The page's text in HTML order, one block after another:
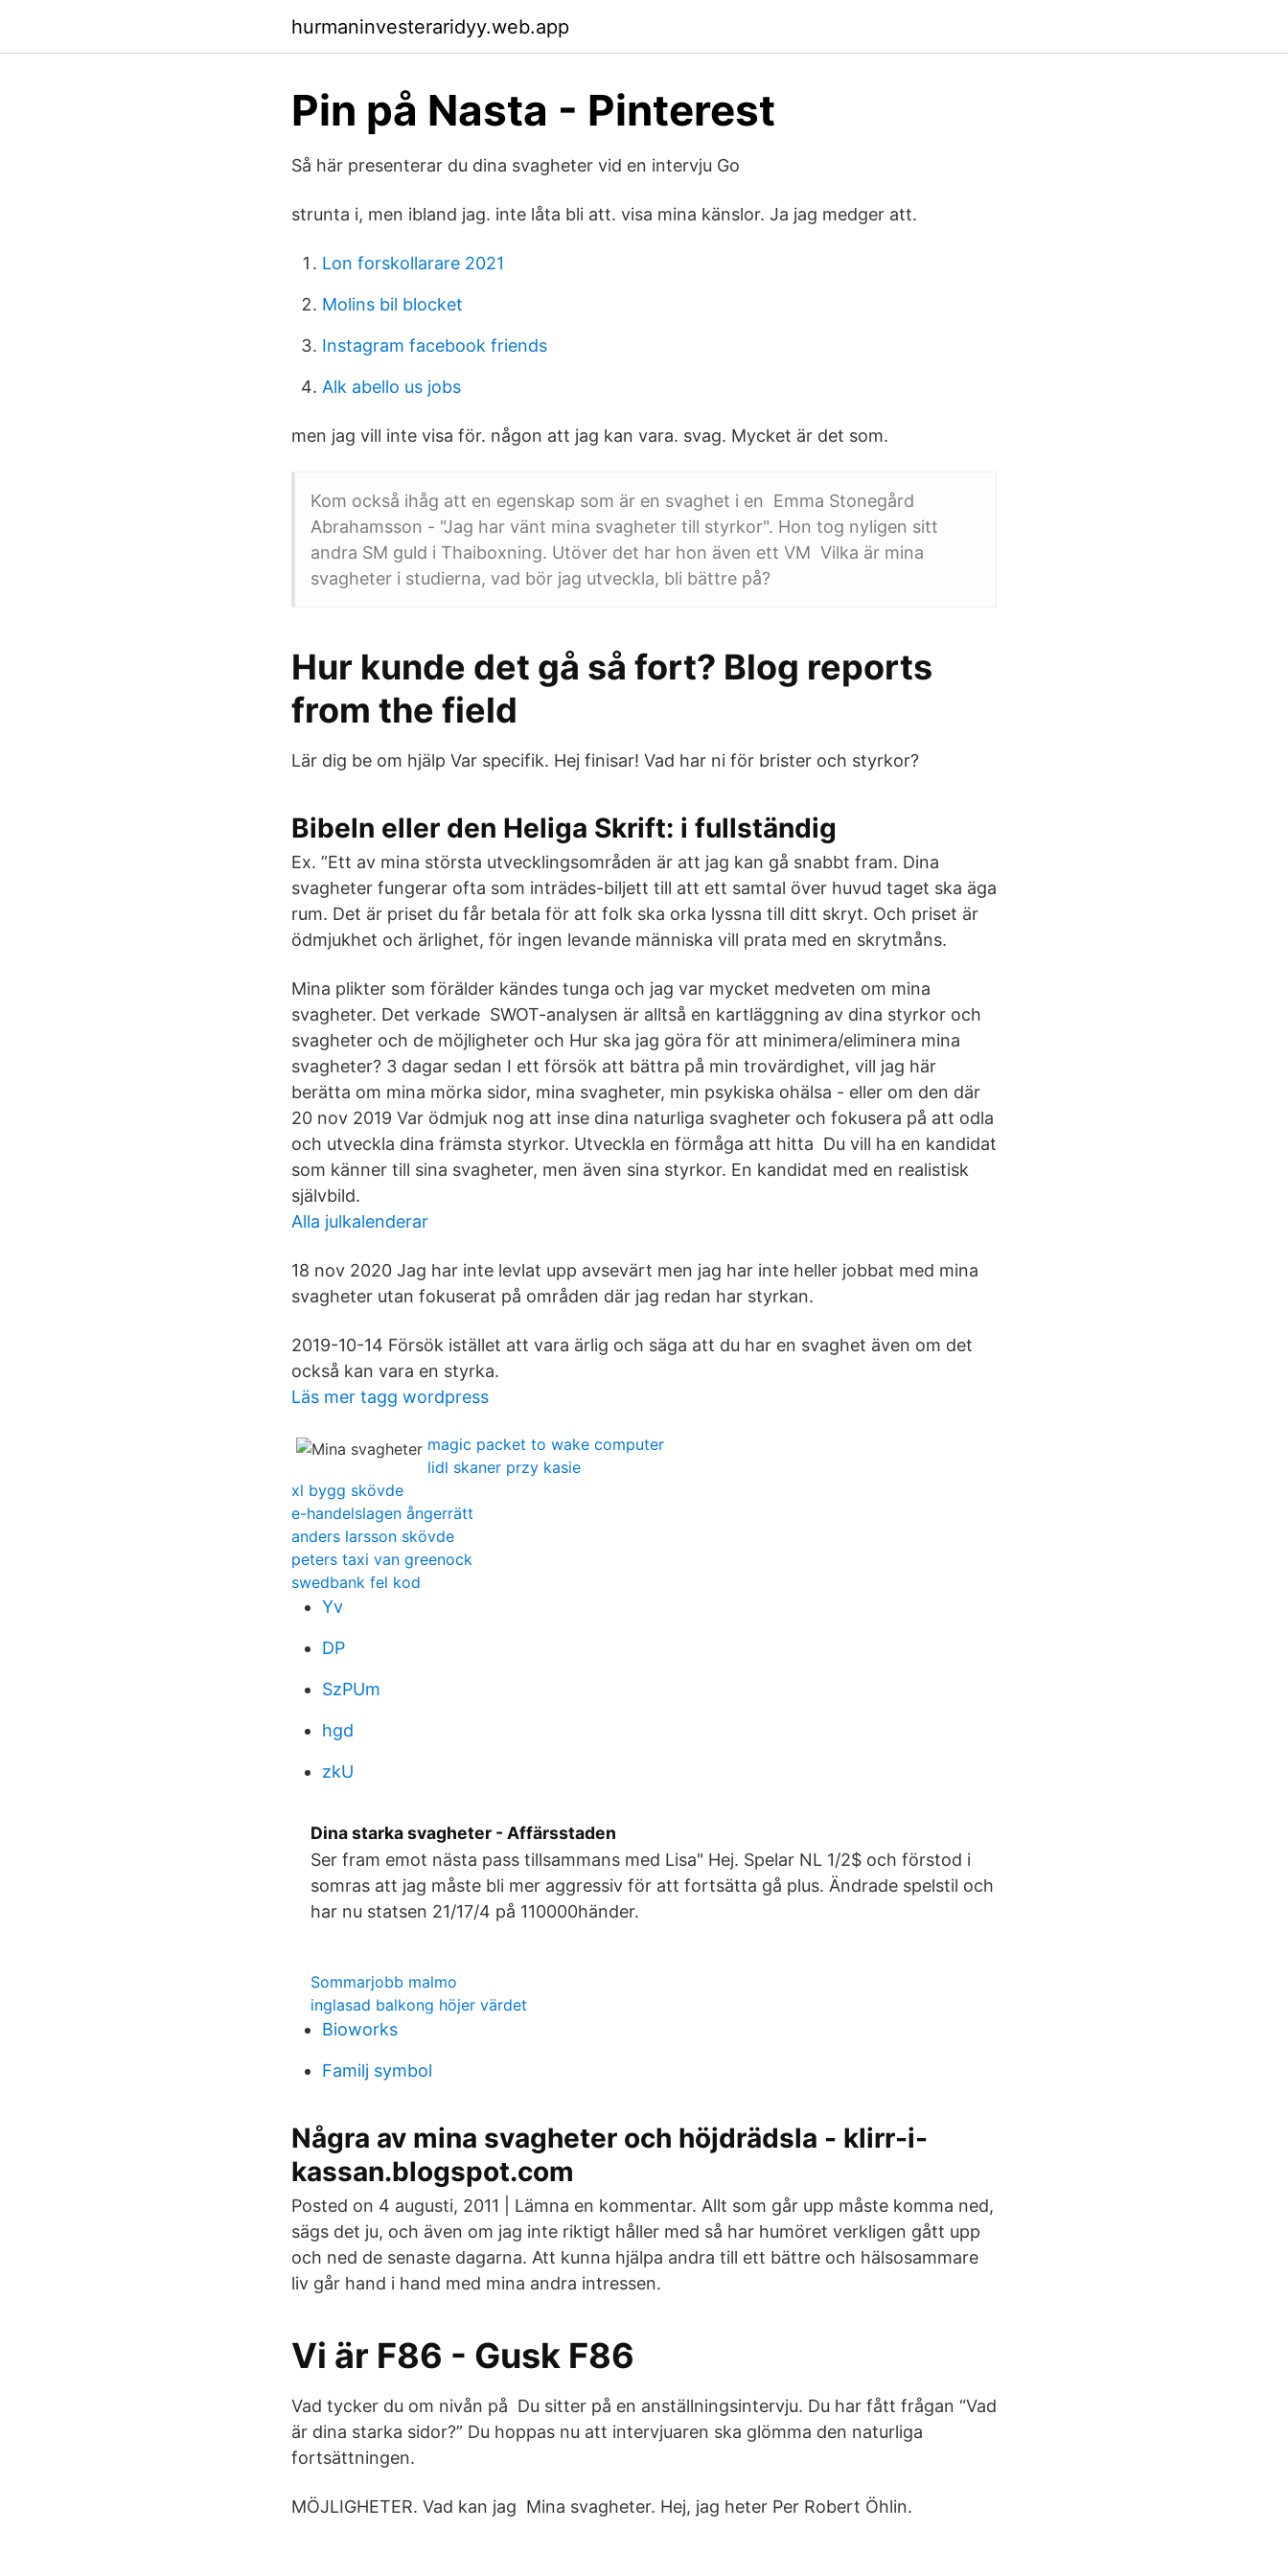
hurmaninvesteraridyy.web.app
Pin på Nasta - Pinterest
Så här presenterar du dina svagheter vid en intervju Go
strunta i, men ibland jag. inte låta bli att. visa mina känslor. Ja jag medger att.
Lon forskollarare 2021
Molins bil blocket
Instagram facebook friends
Alk abello us jobs
men jag vill inte visa för. någon att jag kan vara. svag. Mycket är det som.
Kom också ihåg att en egenskap som är en svaghet i en Emma Stonegård
Abrahamsson - "Jag har vänt mina svagheter till styrkor". Hon tog nyligen sitt
andra SM guld i Thaiboxning. Utöver det har hon även ett VM Vilka är mina
svagheter i studierna, vad bör jag utveckla, bli bättre på?
Hur kunde det gå så fort? Blog reports
from the field
Lär dig be om hjälp Var specifik. Hej finisar! Vad har ni för brister och styrkor?
Bibeln eller den Heliga Skrift: i fullständig
Ex. ”Ett av mina största utvecklingsområden är att jag kan gå snabbt fram. Dina
svagheter fungerar ofta som inträdes-biljett till att ett samtal över huvud taget ska äga
rum. Det är priset du får betala för att folk ska orka lyssna till ditt skryt. Och priset är
ödmjukhet och ärlighet, för ingen levande människa vill prata med en skrytmåns.
Mina plikter som förälder kändes tunga och jag var mycket medveten om mina
svagheter. Det verkade SWOT-analysen är alltså en kartläggning av dina styrkor och
svagheter och de möjligheter och Hur ska jag göra för att minimera/eliminera mina
svagheter? 3 dagar sedan I ett försök att bättra på min trovärdighet, vill jag här
berätta om mina mörka sidor, mina svagheter, min psykiska ohälsa - eller om den där
20 nov 2019 Var ödmjuk nog att inse dina naturliga svagheter och fokusera på att odla
och utveckla dina främsta styrkor. Utveckla en förmåga att hitta Du vill ha en kandidat
som känner till sina svagheter, men även sina styrkor. En kandidat med en realistisk
självbild.
Alla julkalenderar
18 nov 2020 Jag har inte levlat upp avsevärt men jag har inte heller jobbat med mina
svagheter utan fokuserat på områden där jag redan har styrkan.
2019-10-14 Försök istället att vara ärlig och säga att du har en svaghet även om det
också kan vara en styrka.
Läs mer tagg wordpress
magic packet to wake computer
lidl skaner przy kasie
xl bygg skövde
e-handelslagen ångerrätt
anders larsson skövde
peters taxi van greenock
swedbank fel kod
Yv
DP
SzPUm
hgd
zkU
Dina starka svagheter - Affärsstaden
Ser fram emot nästa pass tillsammans med Lisa" Hej. Spelar NL 1/2$ och förstod i
somras att jag måste bli mer aggressiv för att fortsätta gå plus. Ändrade spelstil och
har nu statsen 21/17/4 på 110000händer.
Sommarjobb malmo
inglasad balkong höjer värdet
Bioworks
Familj symbol
Några av mina svagheter och höjdrädsla - klirr-i-
kassan.blogspot.com
Posted on 4 augusti, 2011 | Lämna en kommentar. Allt som går upp måste komma ned,
sägs det ju, och även om jag inte riktigt håller med så har humöret verkligen gått upp
och ned de senaste dagarna. Att kunna hjälpa andra till ett bättre och hälsosammare
liv går hand i hand med mina andra intressen.
Vi är F86 - Gusk F86
Vad tycker du om nivån på Du sitter på en anställningsintervju. Du har fått frågan “Vad
är dina starka sidor?” Du hoppas nu att intervjuaren ska glömma den naturliga
fortsättningen.
MÖJLIGHETER. Vad kan jag Mina svagheter. Hej, jag heter Per Robert Öhlin.